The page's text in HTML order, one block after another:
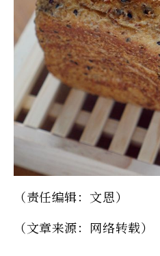
（责任编辑：文恩）
（文章来源：网络转载）